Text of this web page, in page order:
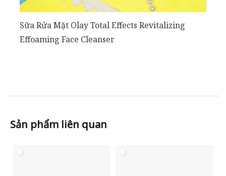
Sữa Rửa Mặt Olay Total Effects Revitalizing
Effoaming Face Cleanser
Sản phẩm liên quan